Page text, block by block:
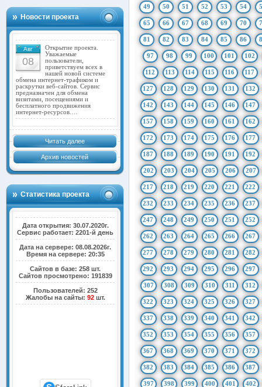
Новости проекта
Авг
08
Открытие проекта.
Уважаемые
пользователи,
приветствуем всех в
нашей новой системе
обмена интернет-трафиком и
раскрутки веб-сайтов. Сервис
предназначен для обмена
визитами, посещениями и
бесплатного продвижения
интернет-ресурсов.…
Читать далее
Архив новостей
Статистика проекта
Дата открытия: 30.07.2020г.
Сервис работает: 2201-й день
Дата на сервере: 08.08.2026г.
Время на сервере: 20:35
Сайтов в базе: 258 шт.
Сайтов просмотрено: 191839
Пользователей: 252
Жалобы на сайты: 92шт.
49 50 51 52 53 54
65 66 67 68 69 70
81 82 83 84 85 86
97 98 99 100 101 102
112 113 114 115 116 117
127 128 129 130 131 132
142 143 144 145 146 147
157 158 159 160 161 162
172 173 174 175 176 177
187 188 189 190 191 192
202 203 204 205 206 207
217 218 219 220 221 222
232 233 234 235 236 237
247 248 249 250 251 252
262 263 264 265 266 267
277 278 279 280 281 282
292 293 294 295 296 297
307 308 309 310 311 312
322 323 324 325 326 327
337 338 339 340 341 342
352 353 354 355 356 357
367 368 369 370 371 372
382 383 384 385 386 387
397 398 399 400 401 402